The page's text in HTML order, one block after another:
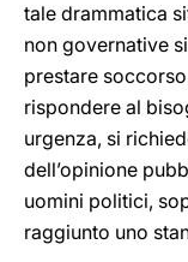
tale drammatica
non governative
prestare
rispondere al
urgenza, si
dell’opinione
uomini politici,
raggiunto uno